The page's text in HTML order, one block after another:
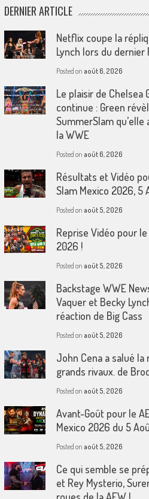
DERNIER ARTICLE
Netflix coupe la
Lynch lors du dernier
Posted on août 6, 2026
Le plaisir de Chelsea
continue : Green
SummerSlam
la WWE
Posted on août 6, 2026
Résultats et Vidéo
Slam Mexico 2026, 5
Posted on août 5, 2026
Reprise Vidéo pour
2026 !
Posted on août 5, 2026
Backstage WWE
Vaquer et Becky
réaction de Big Cass
Posted on août 5, 2026
John Cena a salué la
grands rivaux. de
Posted on août 5, 2026
Avant-Goût pour le
Mexico 2026 du 5
Posted on août 5, 2026
Ce qui semble se
et Rey Mysterio,